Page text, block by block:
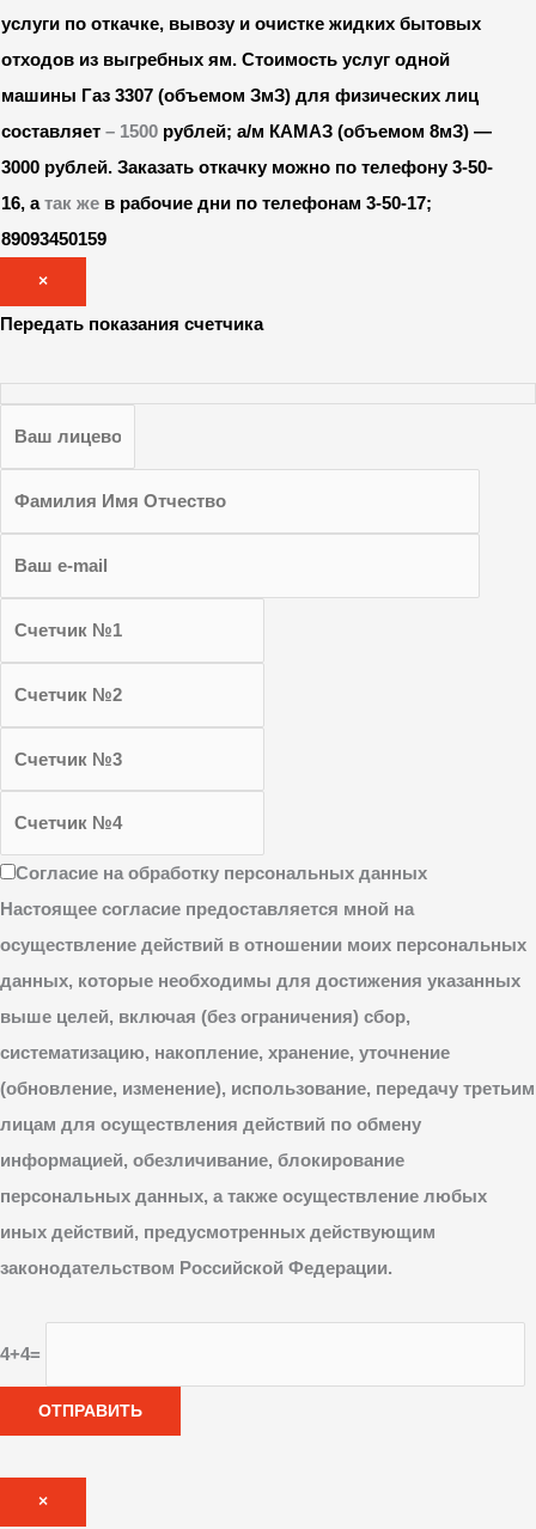
услуги по откачке, вывозу и очистке жидких бытовых
отходов из выгребных ям. Стоимость услуг одной
машины Газ 3307 (объемом ЗмЗ) для физических лиц
составляет– 1500 рублей; а/м КАМАЗ (объемом 8мЗ) —
3000 рублей.Заказать откачку можно по телефону 3-50-
16, атак же в рабочие дни по телефонам 3-50-17;
89093450159
×
Передать показания счетчика
Согласие на обработку персональных данных
Настоящее согласие предоставляется мной на
осуществление действий в отношении моих персональных
данных, которые необходимы для достижения указанных
выше целей, включая (без ограничения) сбор,
систематизацию, накопление, хранение, уточнение
(обновление, изменение), использование, передачу третьим
лицам для осуществления действий по обмену
информацией, обезличивание, блокирование
персональных данных, а также осуществление любых
иных действий, предусмотренных действующим
законодательством Российской Федерации.
4+4=
×